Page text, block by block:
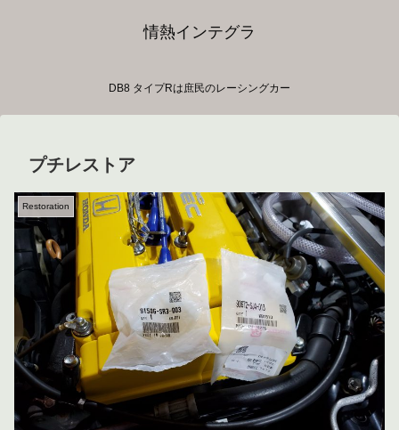
情熱インテグラ
DB8 タイプRは庶民のレーシングカー
プチレストア
Restoration